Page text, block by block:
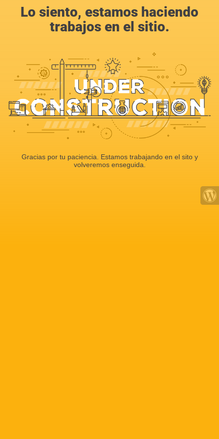
Lo siento, estamos haciendo
trabajos en el sitio.
Gracias por tu paciencia. Estamos trabajando en el sito y
volveremos enseguida.